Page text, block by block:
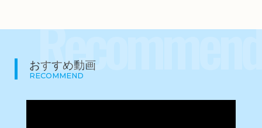
Recommend
おすすめ動画
RECOMMEND